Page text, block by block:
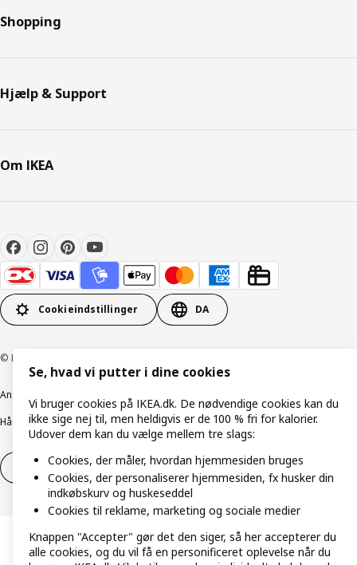
Shopping
Hjælp & Support
Om IKEA
Cookieindstillinger DA
© Inter IKEA Systems B.V. 1999-2026
Ansvarlig rapportering
Håndtering af persondataSalgs- og leveringsbetingelser
Fortryd dit køb Fortryd dit køb af service
Se, hvad vi putter i dine cookies
Vi bruger cookies på IKEA.dk. De nødvendige cookies kan du
ikke sige nej til, men heldigvis er de 100 % fri for kalorier.
Udover dem kan du vælge mellem tre slags:
Cookies, der måler, hvordan hjemmesiden bruges
Cookies, der personaliserer hjemmesiden, fx husker din
indkøbskurv og huskeseddel
Cookies til reklame, marketing og sociale medier
Knappen "Accepter" gør det den siger, så her accepterer du
alle cookies, og du vil få en personificeret oplevelse når du